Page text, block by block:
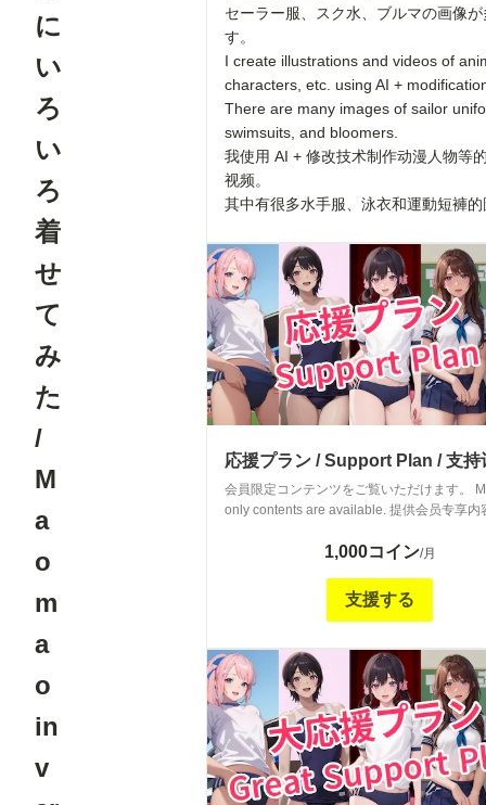
に
い
ろ
い
ろ
着
せ
て
み
た
/
M
a
o
m
a
o
in
v
セーラー服、スク水、ブルマの画像
す。
I create illustrations and videos of
characters, etc. using AI +
There are many images of sailor
swimsuits, and bloomers.
我使用 AI + 修改技术制作动漫人物等
视频。
其中有很多水手服、泳衣和運動短褲
応援プラン / Support Plan / 支持
会員限定コンテンツをご覧いただけます。
only contents are available. 提供会员专享内
1,000コイン/月
支援する